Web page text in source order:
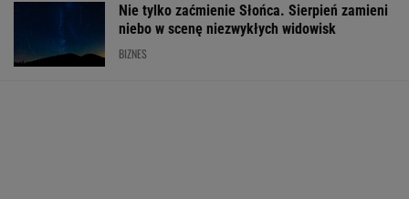
Nie tylko zaćmienie Słońca. Sierpień zamieni
niebo w scenę niezwykłych widowisk
BIZNES